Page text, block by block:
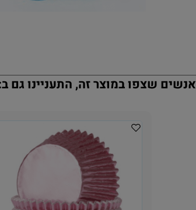
שצפו במוצר זה, התעניינו גם ב: